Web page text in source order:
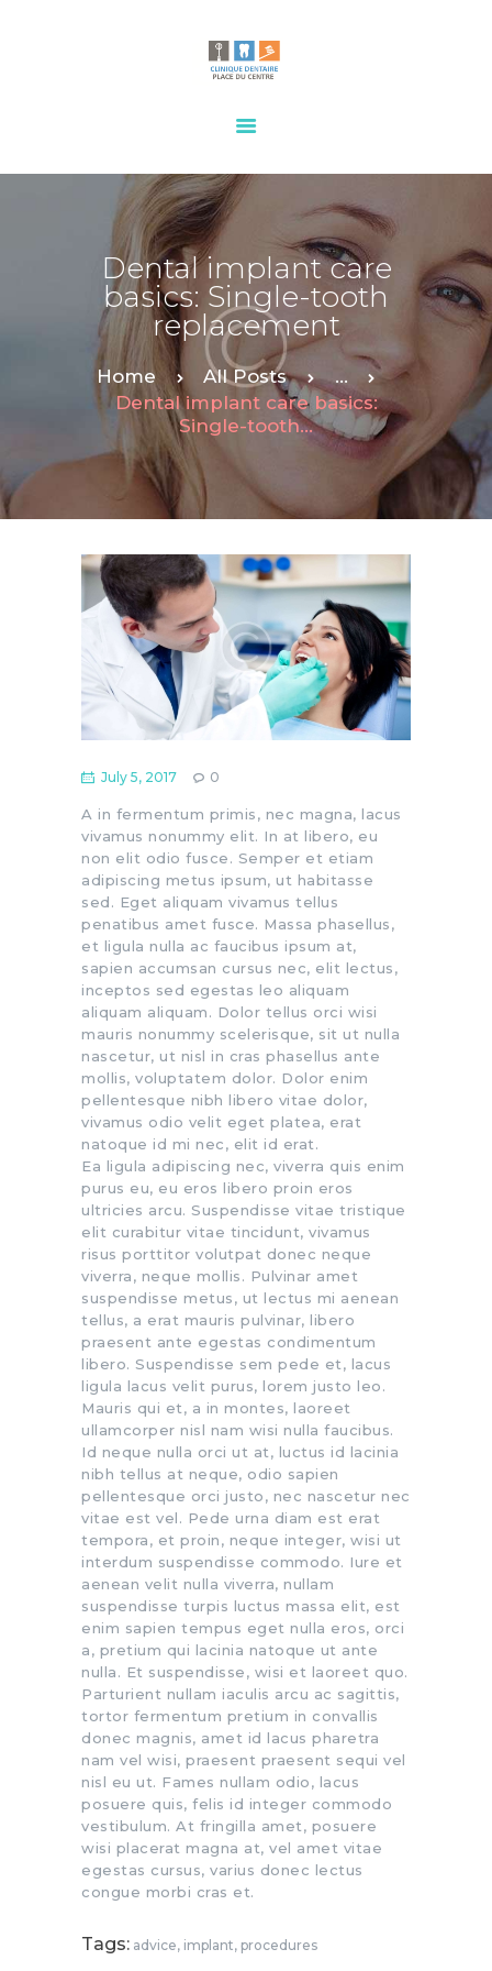
Dental implant care
basics: Single-tooth
replacement
Home All Posts
...
Dental implant care basics:
Single-tooth...
OUR SERVICES
CONTACTS
July 5, 2017 0
A in fermentum primis, nec magna, lacus
vivamus nonummy elit. In at libero, eu
non elit odio fusce. Semper et etiam
adipiscing metus ipsum, ut habitasse
sed. Eget aliquam vivamus tellus
penatibus amet fusce. Massa phasellus,
et ligula nulla ac faucibus ipsum at,
sapien accumsan cursus nec, elit lectus,
inceptos sed egestas leo aliquam
aliquam aliquam. Dolor tellus orci wisi
mauris nonummy scelerisque, sit ut nulla
nascetur, ut nisl in cras phasellus ante
mollis, voluptatem dolor. Dolor enim
pellentesque nibh libero vitae dolor,
vivamus odio velit eget platea, erat
natoque id mi nec, elit id erat.
Ea ligula adipiscing nec, viverra quis enim
purus eu, eu eros libero proin eros
ultricies arcu. Suspendisse vitae tristique
elit curabitur vitae tincidunt, vivamus
risus porttitor volutpat donec neque
viverra, neque mollis. Pulvinar amet
suspendisse metus, ut lectus mi aenean
tellus, a erat mauris pulvinar, libero
praesent ante egestas condimentum
libero. Suspendisse sem pede et, lacus
ligula lacus velit purus, lorem justo leo.
Mauris qui et, a in montes, laoreet
ullamcorper nisl nam wisi nulla faucibus.
Id neque nulla orci ut at, luctus id lacinia
nibh tellus at neque, odio sapien
pellentesque orci justo, nec nascetur nec
vitae est vel. Pede urna diam est erat
tempora, et proin, neque integer, wisi ut
interdum suspendisse commodo. Iure et
aenean velit nulla viverra, nullam
suspendisse turpis luctus massa elit, est
enim sapien tempus eget nulla eros, orci
a, pretium qui lacinia natoque ut ante
nulla. Et suspendisse, wisi et laoreet quo.
Parturient nullam iaculis arcu ac sagittis,
tortor fermentum pretium in convallis
donec magnis, amet id lacus pharetra
nam vel wisi, praesent praesent sequi vel
nisl eu ut. Fames nullam odio, lacus
posuere quis, felis id integer commodo
vestibulum. At fringilla amet, posuere
wisi placerat magna at, vel amet vitae
egestas cursus, varius donec lectus
congue morbi cras et.
Tags: advice, implant, procedures